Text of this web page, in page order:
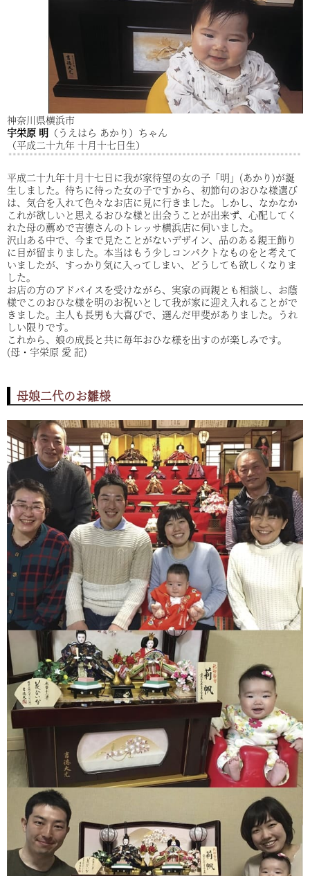
神奈川県横浜市
宇栄原 明 （うえはら あかり）ちゃん
（平成二十九年 十月十七日生）
平成二十九年十月十七日に我が家待望の女の子「明」(あかり)が誕
生しました。待ちに待った女の子ですから、初節句のおひな様選び
は、気合を入れて色々なお店に見に行きました。しかし、なかなか
これが欲しいと思えるおひな様と出会うことが出来ず、心配してく
れた母の薦めで吉德さんのトレッサ横浜店に伺いました。
沢山ある中で、今まで見たことがないデザイン、品のある親王飾り
に目が留まりました。本当はもう少しコンパクトなものをと考えて
いましたが、すっかり気に入ってしまい、どうしても欲しくなりま
した。
お店の方のアドバイスを受けながら、実家の両親とも相談し、お蔭
様でこのおひな様を明のお祝いとして我が家に迎え入れることがで
きました。主人も長男も大喜びで、選んだ甲斐がありました。うれ
しい限りです。
これから、娘の成長と共に毎年おひな様を出すのが楽しみです。
(母・宇栄原 愛 記)
母娘二代のお雛様